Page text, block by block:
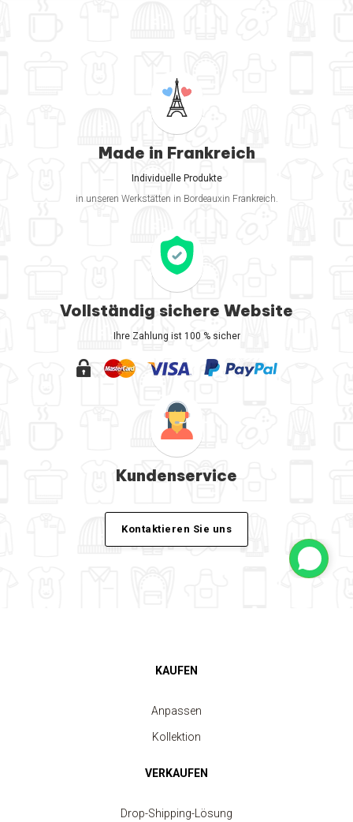
Made in Frankreich
Individuelle Produkte
in unseren Werkstätten in Bordeauxin Frankreich.
Vollständig sichere Website
Ihre Zahlung ist 100 % sicher
Kundenservice
Kontaktieren Sie uns
KAUFEN
Anpassen
Kollektion
VERKAUFEN
Drop-Shipping-Lösung